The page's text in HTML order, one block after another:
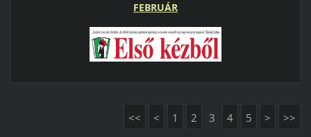
FEBRUÁR
<< < 1 2 3 4 5 > >>